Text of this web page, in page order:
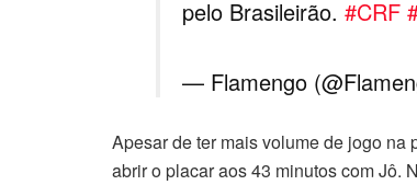
pelo Brasileirão. #CRF
— Flamengo
Apesar de ter mais volume de jogo
abrir o placar aos 43 minutos com Jô.